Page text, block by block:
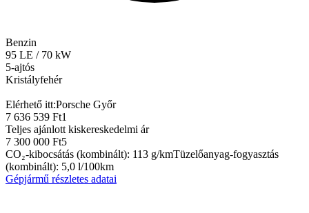
Benzin
95 LE / 70 kW
5-ajtós
Kristályfehér
Elérhető itt:Porsche Győr
7 636 539 Ft1
Teljes ajánlott kiskereskedelmi ár
7 300 000 Ft5
CO₂-kibocsátás (kombinált): 113 g/kmTüzelőanyag-fogyasztás
(kombinált): 5,0 l/100km
Gépjármű részletes adatai